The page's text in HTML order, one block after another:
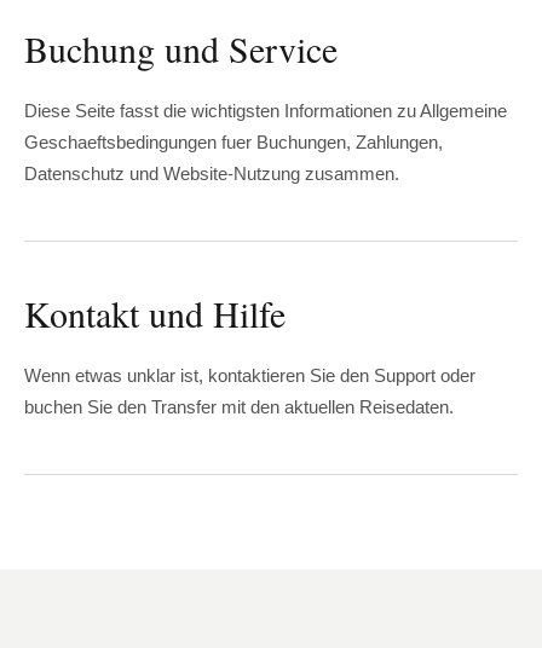
Buchung und Service
Diese Seite fasst die wichtigsten Informationen zu Allgemeine
Geschaeftsbedingungen fuer Buchungen, Zahlungen,
Datenschutz und Website-Nutzung zusammen.
Kontakt und Hilfe
Wenn etwas unklar ist, kontaktieren Sie den Support oder
buchen Sie den Transfer mit den aktuellen Reisedaten.